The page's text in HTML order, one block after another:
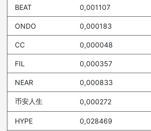
BEAT 0,001107
ONDO 0,000183
CC 0,000048
FIL 0,000357
NEAR 0,000833
币安人生 0,000272
HYPE 0,028469